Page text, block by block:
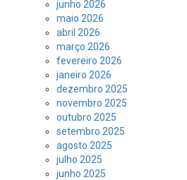
junho 2026
maio 2026
abril 2026
março 2026
fevereiro 2026
janeiro 2026
dezembro 2025
novembro 2025
outubro 2025
setembro 2025
agosto 2025
julho 2025
junho 2025